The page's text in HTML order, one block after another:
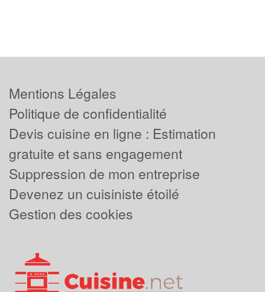
Mentions Légales
Politique de confidentialité
Devis cuisine en ligne : Estimation
gratuite et sans engagement
Suppression de mon entreprise
Devenez un cuisiniste étoilé
Gestion des cookies